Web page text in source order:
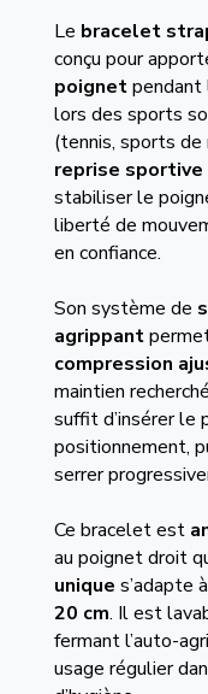
Le bracelet
conçu pour
poignetpendant
lors des sports
(tennis, sports
reprise
stabiliser le
liberté de
en confiance.
Son système de
agrippant
compression
maintien
suffit d’insérer le
positionnement,
serrer
Ce bracelet est
au poignet droit
unique s’adapte
20 cm. Il est
fermant l’auto-
usage régulier